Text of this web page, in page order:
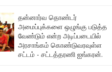
தன்னார்வ தொண்டர்
அமைப்புக்களை ஒழுங்கு படுத்த
வேண்டும் என்ற அடிப்படையில்
அரசாங்கம் கொண்டுவரவுள்ள
சட்டம் - சட்டத்தரணி ஐங்கரன்.